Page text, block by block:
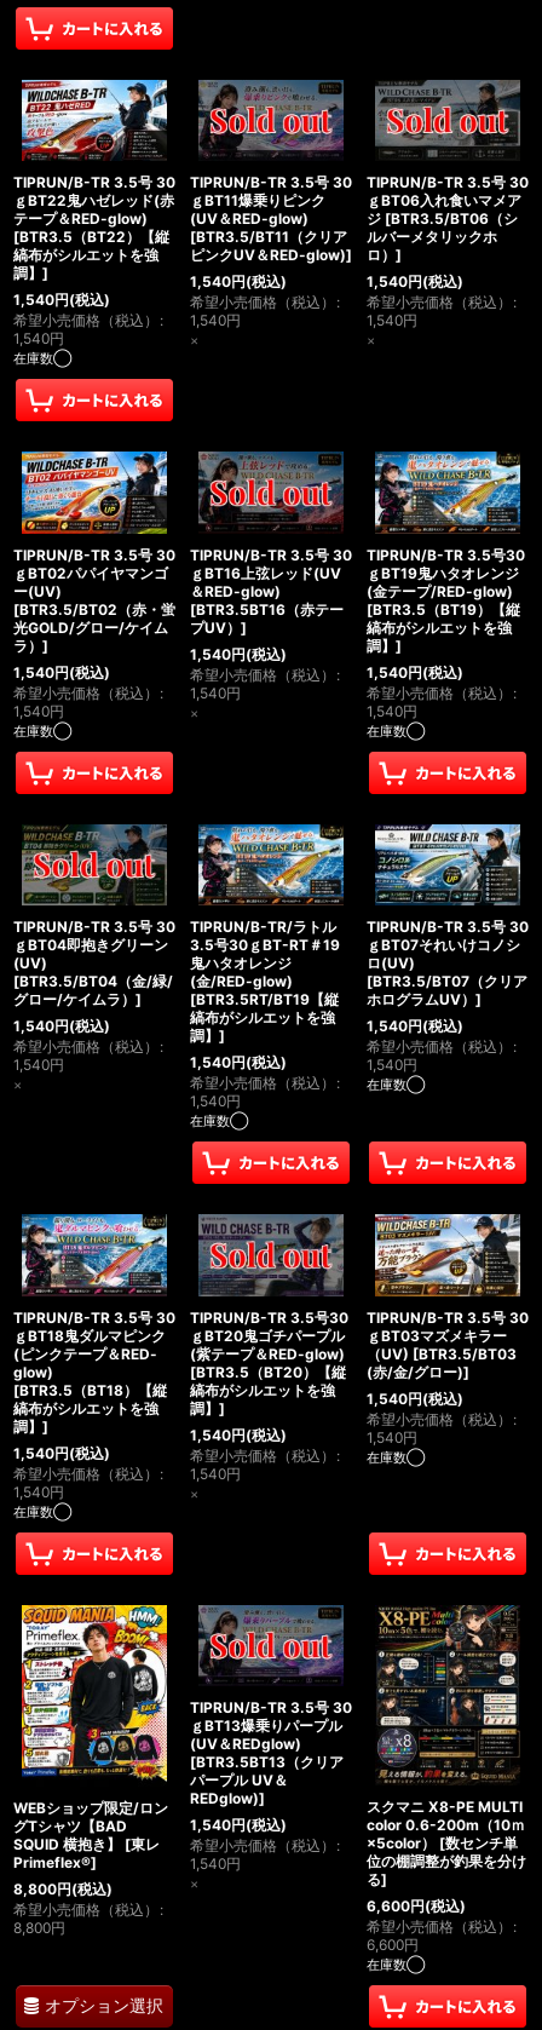
TIPRUN/B-TR 3.5号 30
ｇBT22鬼ハゼレッド(赤
テープ＆RED-glow)
[BTR3.5（BT22）【縦
縞布がシルエットを強
調】 ]
1,540円(税込)
希望小売価格（税込） :
1,540円
在庫数◯
TIPRUN/B-TR 3.5号 30
ｇBT11爆乗りピンク
(UV＆RED-glow)
[BTR3.5/BT11（クリア
ピンクUV＆RED-glow)]
1,540円(税込)
希望小売価格（税込） :
1,540円
×
TIPRUN/B-TR 3.5号 30
ｇBT06入れ食いマメア
ジ [BTR3.5/BT06（シ
ルバーメタリックホ
ロ） ]
1,540円(税込)
希望小売価格（税込） :
1,540円
×
TIPRUN/B-TR 3.5号 30
ｇBT02パパイヤマンゴ
ー(UV)
[BTR3.5/BT02（赤・蛍
光GOLD/グロー/ケイム
ラ） ]
1,540円(税込)
希望小売価格（税込） :
1,540円
在庫数◯
TIPRUN/B-TR 3.5号 30
ｇBT16上弦レッド(UV
＆RED-glow)
[BTR3.5BT16（赤テー
プUV） ]
1,540円(税込)
希望小売価格（税込） :
1,540円
×
TIPRUN/B-TR 3.5号30
ｇBT19鬼ハタオレンジ
(金テープ/RED-glow)
[BTR3.5（BT19）【縦
縞布がシルエットを強
調】 ]
1,540円(税込)
希望小売価格（税込） :
1,540円
在庫数◯
TIPRUN/B-TR 3.5号 30
ｇBT04即抱きグリーン
(UV)
[BTR3.5/BT04（金/緑/
グロー/ケイムラ） ]
1,540円(税込)
希望小売価格（税込） :
1,540円
×
TIPRUN/B-TR/ラトル
3.5号30ｇBT-RT＃19
鬼ハタオレンジ
(金/RED-glow)
[BTR3.5RT/BT19【縦
縞布がシルエットを強
調】 ]
1,540円(税込)
希望小売価格（税込） :
1,540円
在庫数◯
TIPRUN/B-TR 3.5号 30
ｇBT07それいけコノシ
ロ(UV)
[BTR3.5/BT07（クリア
ホログラムUV） ]
1,540円(税込)
希望小売価格（税込） :
1,540円
在庫数◯
TIPRUN/B-TR 3.5号 30
ｇBT18鬼ダルマピンク
(ピンクテープ＆RED-
glow)
[BTR3.5（BT18）【縦
縞布がシルエットを強
調】 ]
1,540円(税込)
希望小売価格（税込） :
1,540円
在庫数◯
TIPRUN/B-TR 3.5号30
ｇBT20鬼ゴチパープル
(紫テープ＆RED-glow)
[BTR3.5（BT20）【縦
縞布がシルエットを強
調】 ]
1,540円(税込)
希望小売価格（税込） :
1,540円
×
TIPRUN/B-TR 3.5号 30
ｇBT03マズメキラー
（UV) [BTR3.5/BT03
(赤/金/グロー)]
1,540円(税込)
希望小売価格（税込） :
1,540円
在庫数◯
WEBショップ限定/ロン
グTシャツ【BAD
SQUID 横抱き】
[東レ
Primeflex®]
8,800円(税込)
希望小売価格（税込） :
8,800円
オプション選択
TIPRUN/B-TR 3.5号 30
ｇBT13爆乗りパープル
(UV＆REDglow)
[BTR3.5BT13（クリア
パープル UV＆
REDglow)]
1,540円(税込)
希望小売価格（税込） :
1,540円
×
スクマニ X8-PE MULTI
color 0.6-200m（10ｍ
×5color）
[数センチ単
位の棚調整が釣果を分け
る]
6,600円(税込)
希望小売価格（税込） :
6,600円
在庫数◯